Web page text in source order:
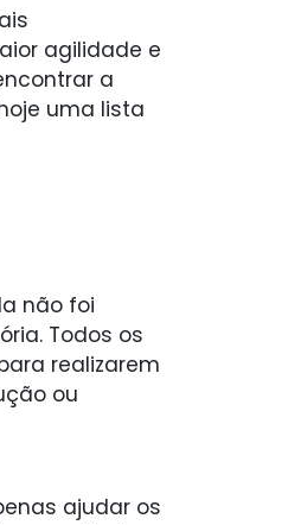
agilidade e
a
uma lista
não foi
Todos os
realizarem
ou
ajudar os